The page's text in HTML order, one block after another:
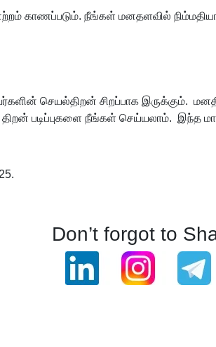
காணப்படும். நீங்கள் மனதளவில்
செயல்திறன் சிறப்பாக இருக்கும்.
திறன் படிப்புகளை நீங்கள் செய்யலாம்.
Don’t forgot to